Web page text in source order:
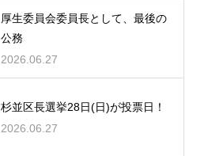
厚生委員会委員長として、最後の
公務
2026.06.27
杉並区長選挙28日(日)が投票日！
2026.06.27